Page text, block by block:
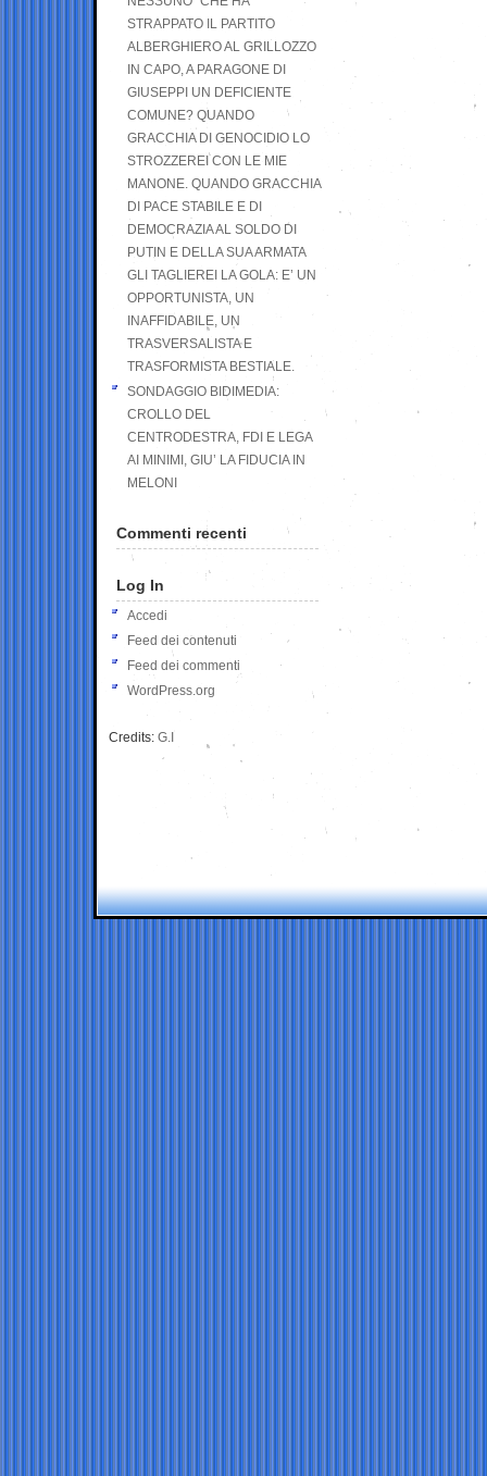
STRAPPATO IL PARTITO
ALBERGHIERO AL GRILLOZZO
IN CAPO, A PARAGONE DI
GIUSEPPI UN DEFICIENTE
COMUNE? QUANDO
GRACCHIA DI GENOCIDIO LO
STROZZEREI CON LE MIE
MANONE. QUANDO GRACCHIA
DI PACE STABILE E DI
DEMOCRAZIA AL SOLDO DI
PUTIN E DELLA SUA ARMATA
GLI TAGLIEREI LA GOLA: E’ UN
OPPORTUNISTA, UN
INAFFIDABILE, UN
TRASVERSALISTA E
TRASFORMISTA BESTIALE.
SONDAGGIO BIDIMEDIA:
CROLLO DEL
CENTRODESTRA, FDI E LEGA
AI MINIMI, GIU’ LA FIDUCIA IN
MELONI
Commenti recenti
Log In
Accedi
Feed dei contenuti
Feed dei commenti
WordPress.org
Credits: G.I